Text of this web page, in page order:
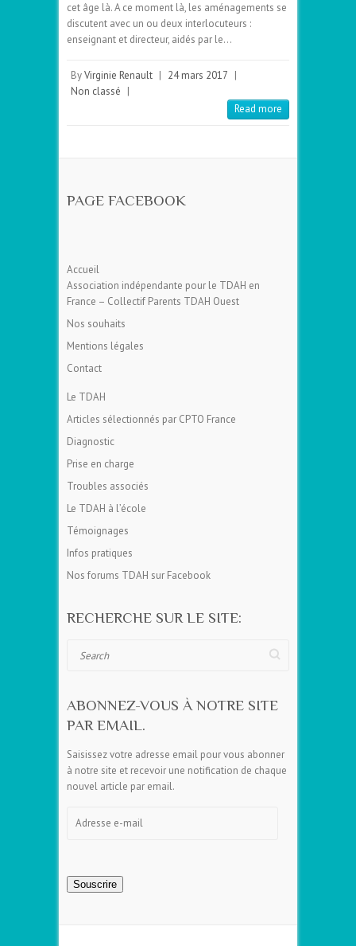
cet âge là. A ce moment là, les aménagements se
discutent avec un ou deux interlocuteurs :
enseignant et directeur, aidés par le…
ByVirginie Renault | 24 mars 2017 |
Non classé |
Read more
PAGE FACEBOOK
Accueil
Association indépendante pour le TDAH en
France – Collectif Parents TDAH Ouest
Nos souhaits
Mentions légales
Contact
Le TDAH
Articles sélectionnés par CPTO France
Diagnostic
Prise en charge
Troubles associés
Le TDAH à l’école
Témoignages
Infos pratiques
Nos forums TDAH sur Facebook
RECHERCHE SUR LE SITE:
ABONNEZ-VOUS À NOTRE SITE
PAR EMAIL.
Saisissez votre adresse email pour vous abonner
à notre site et recevoir une notification de chaque
nouvel article par email.
Souscrire